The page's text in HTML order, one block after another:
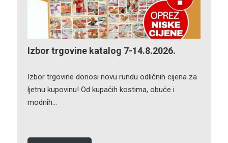
Izbor trgovine katalog 7-14.8.2026.
Izbor trgovine donosi novu rundu odličnih cijena za
ljetnu kupovinu! Od kupaćih kostima, obuće i
modnih…